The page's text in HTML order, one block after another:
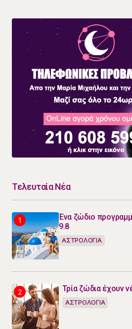
Τελευταία Νέα
Ένα ζώδιο
9.8
ΑΣΤΡΟΛΟΓΙΑ
Τρία ζώδια έχουν
ΑΣΤΡΟΛΟΓΙΑ